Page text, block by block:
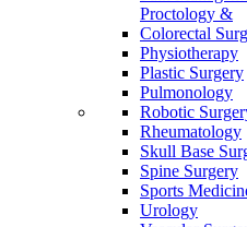
Proctology &
Colorectal
Physiotherapy
Plastic Surgery
Pulmonology
Robotic
Rheumatology
Skull Base
Spine Surgery
Sports
Urology